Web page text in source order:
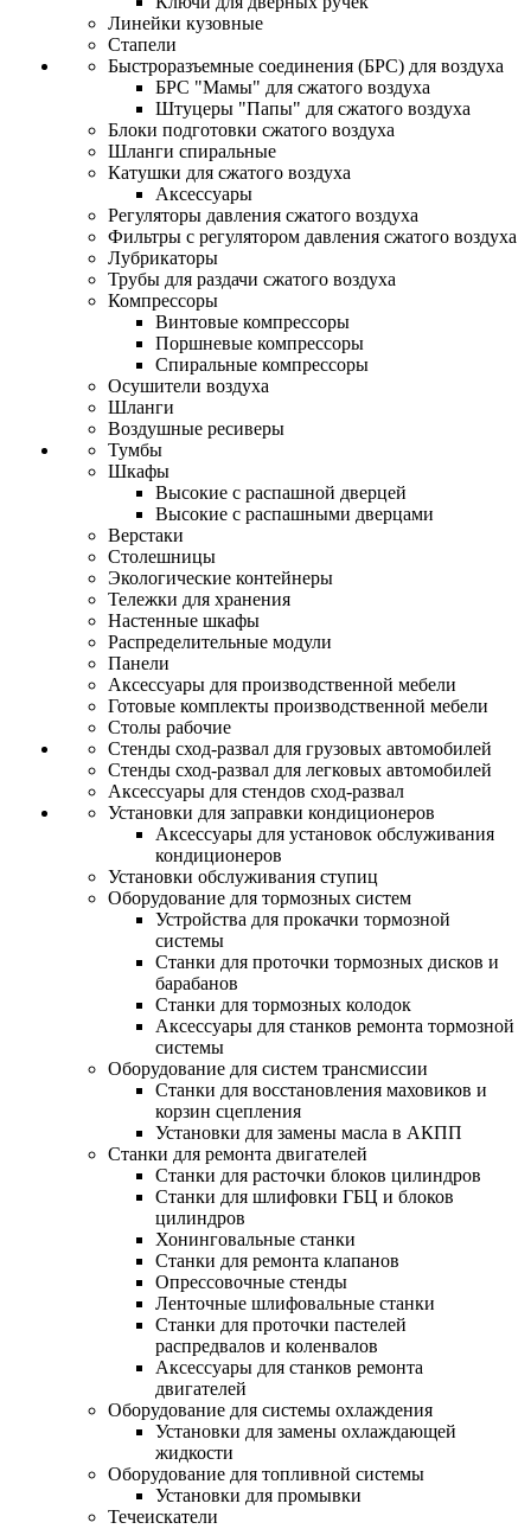
Линейки кузовные
Стапели
Быстроразъемные соединения (БРС) для воздуха
БРС "Мамы" для сжатого воздуха
Штуцеры "Папы" для сжатого воздуха
Блоки подготовки сжатого воздуха
Шланги спиральные
Катушки для сжатого воздуха
Аксессуары
Регуляторы давления сжатого воздуха
Фильтры с регулятором давления сжатого воздуха
Лубрикаторы
Трубы для раздачи сжатого воздуха
Компрессоры
Винтовые компрессоры
Поршневые компрессоры
Спиральные компрессоры
Осушители воздуха
Шланги
Воздушные ресиверы
Тумбы
Шкафы
Высокие с распашной дверцей
Высокие с распашными дверцами
Верстаки
Столешницы
Экологические контейнеры
Тележки для хранения
Настенные шкафы
Распределительные модули
Панели
Аксессуары для производственной мебели
Готовые комплекты производственной мебели
Столы рабочие
Стенды сход-развал для грузовых автомобилей
Стенды сход-развал для легковых автомобилей
Аксессуары для стендов сход-развал
Установки для заправки кондиционеров
Аксессуары для установок обслуживания
кондиционеров
Установки обслуживания ступиц
Оборудование для тормозных систем
Устройства для прокачки тормозной
системы
Станки для проточки тормозных дисков и
барабанов
Станки для тормозных колодок
Аксессуары для станков ремонта тормозной
системы
Оборудование для систем трансмиссии
Станки для восстановления маховиков и
корзин сцепления
Установки для замены масла в АКПП
Станки для ремонта двигателей
Станки для расточки блоков цилиндров
Станки для шлифовки ГБЦ и блоков
цилиндров
Хонинговальные станки
Станки для ремонта клапанов
Опрессовочные стенды
Ленточные шлифовальные станки
Станки для проточки пастелей
распредвалов и коленвалов
Аксессуары для станков ремонта
двигателей
Оборудование для системы охлаждения
Установки для замены охлаждающей
жидкости
Оборудование для топливной системы
Установки для промывки
Течеискатели